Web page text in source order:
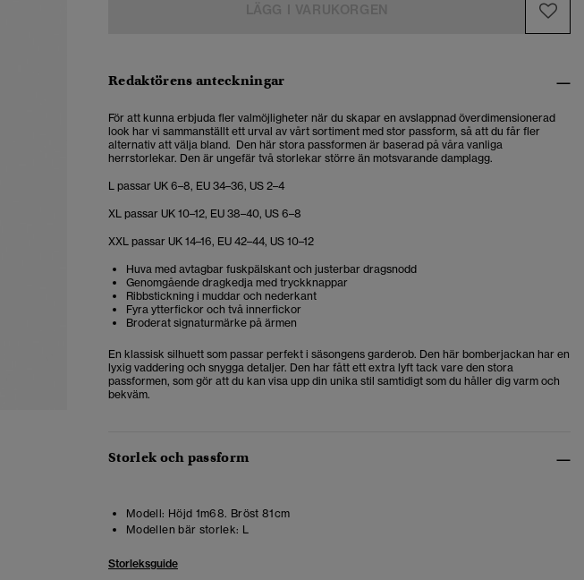
Redaktörens anteckningar
För att kunna erbjuda fler valmöjligheter när du skapar en avslappnad överdimensionerad
look har vi sammanställt ett urval av vårt sortiment med stor passform, så att du får fler
alternativ att välja bland. Den här stora passformen är baserad på våra vanliga
herrstorlekar. Den är ungefär två storlekar större än motsvarande damplagg.
L passar UK 6–8, EU 34–36, US 2–4
XL passar UK 10–12, EU 38–40, US 6–8
XXL passar UK 14–16, EU 42–44, US 10–12
Huva med avtagbar fuskpälskant och justerbar dragsnodd
Genomgående dragkedja med tryckknappar
Ribbstickning i muddar och nederkant
Fyra ytterfickor och två innerfickor
Broderat signaturmärke på ärmen
En klassisk silhuett som passar perfekt i säsongens garderob. Den här bomberjackan har en
lyxig vaddering och snygga detaljer. Den har fått ett extra lyft tack vare den stora
passformen, som gör att du kan visa upp din unika stil samtidigt som du håller dig varm och
bekväm.
Storlek och passform
Modell: Höjd 1m68. Bröst 81cm
Modellen bär storlek: L
Storleksguide